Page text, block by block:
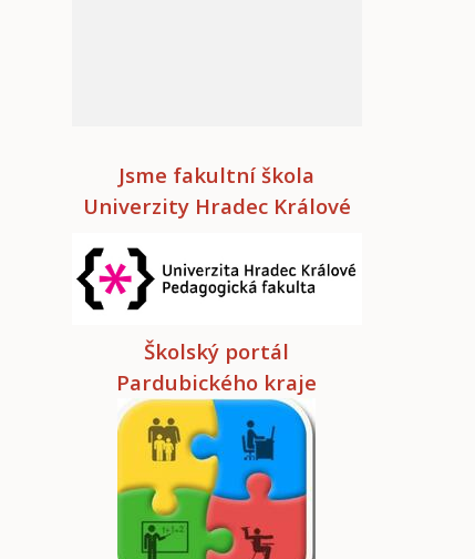
Jsme fakultní škola
Univerzity Hradec Králové
Školský portál
Pardubického kraje